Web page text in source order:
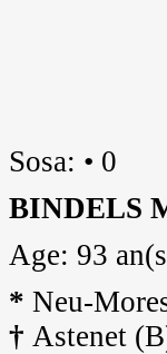
Sosa: • 0
BINDELS
Age: 93
* Neu-
† Astenet